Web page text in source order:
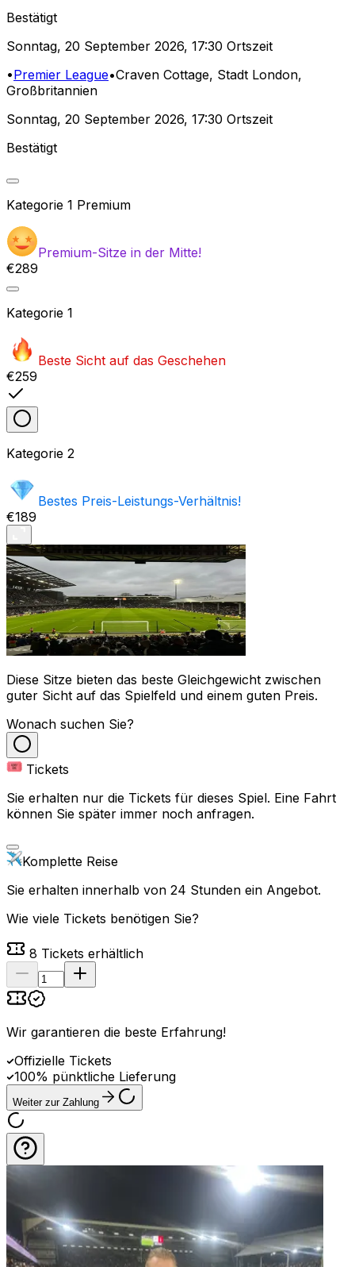
Bestätigt
Sonntag, 20 September 2026, 17:30 Ortszeit
•Premier League•Craven Cottage, Stadt London,
Großbritannien
Sonntag, 20 September 2026, 17:30 Ortszeit
Bestätigt
Kategorie 1 Premium
Premium-Sitze in der Mitte!
€289
Kategorie 1
Beste Sicht auf das Geschehen
€259
Kategorie 2
Bestes Preis-Leistungs-Verhältnis!
€189
Diese Sitze bieten das beste Gleichgewicht zwischen
guter Sicht auf das Spielfeld und einem guten Preis.
Wonach suchen Sie?
Tickets
Sie erhalten nur die Tickets für dieses Spiel. Eine Fahrt
können Sie später immer noch anfragen.
Komplette Reise
Sie erhalten innerhalb von 24 Stunden ein Angebot.
Wie viele Tickets benötigen Sie?
8 Tickets erhältlich
Wir garantieren die beste Erfahrung!
Offizielle Tickets
100% pünktliche Lieferung
Weiter zur Zahlung